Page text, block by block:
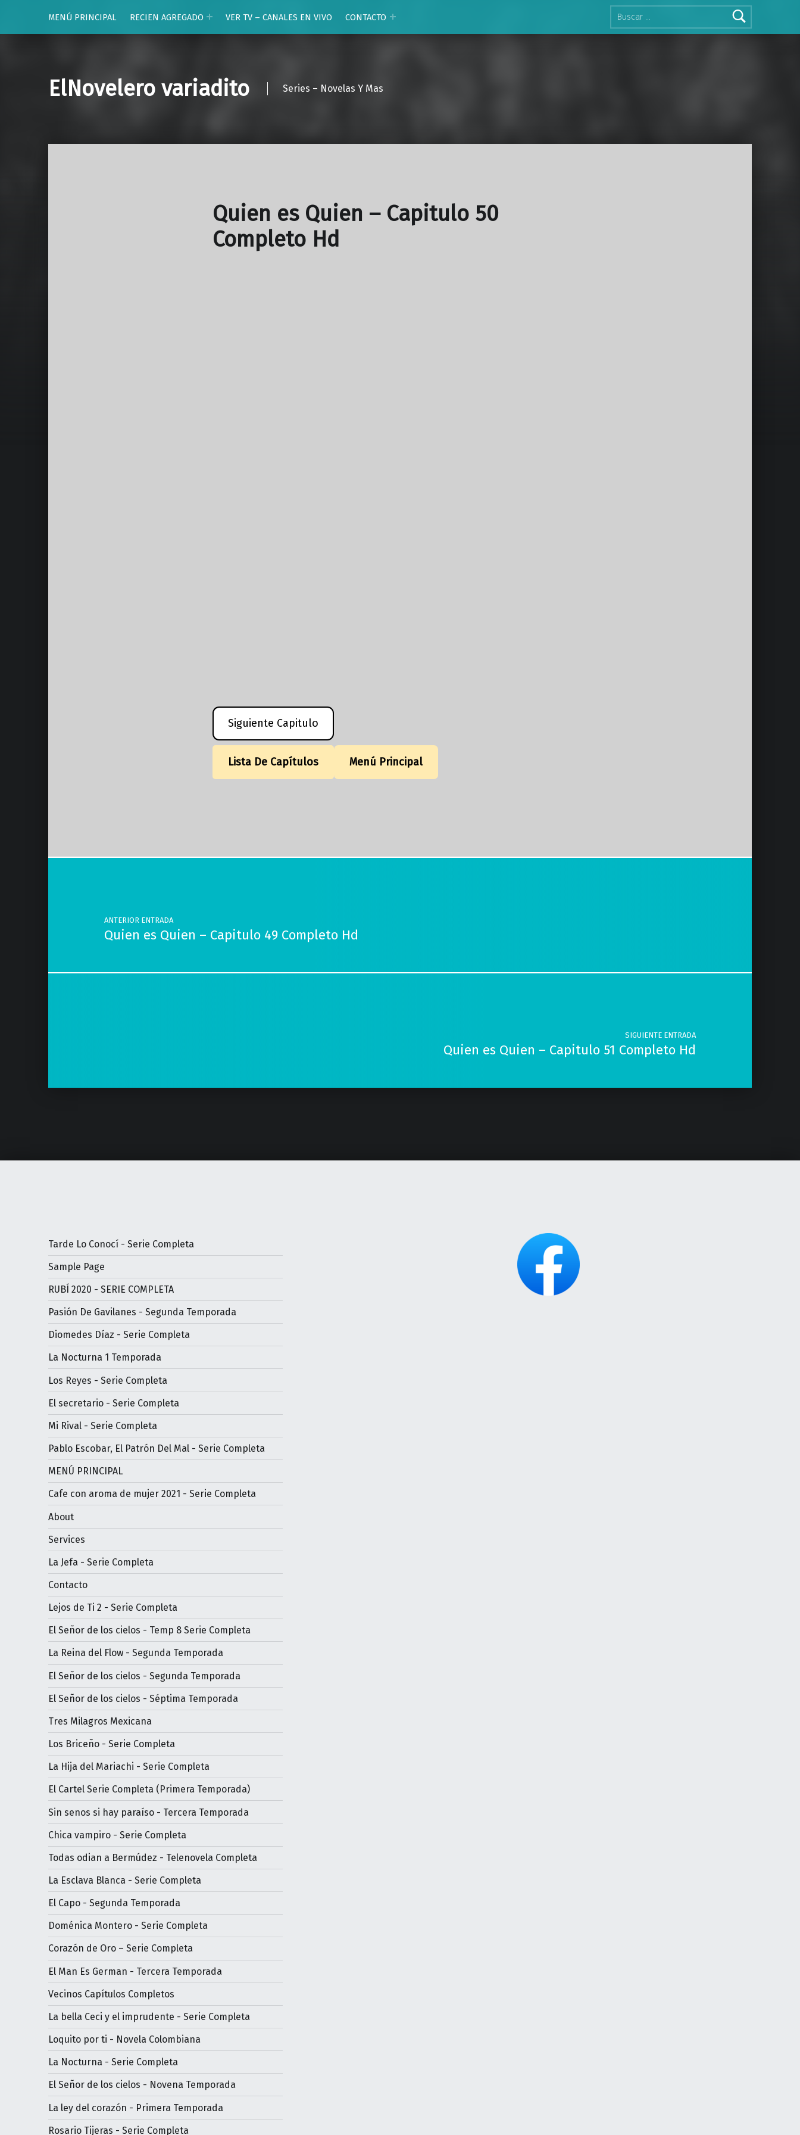
Buscar:
MENÚ PRINCIPAL
RECIEN AGREGADO VER TV – CANALES EN VIVO CONTACTO
ElNovelero variadito Series – Novelas Y Mas
Quien es Quien – Capitulo 50
Completo Hd
Siguiente Capitulo
Lista De Capítulos Menú Principal
Navegación de entradas
ANTERIOR ENTRADA
Quien es Quien – Capitulo 49 Completo Hd
SIGUIENTE ENTRADA
Quien es Quien – Capitulo 51 Completo Hd
Tarde Lo Conocí - Serie Completa
Sample Page
RUBÍ 2020 - SERIE COMPLETA
Pasión De Gavilanes - Segunda Temporada
Diomedes Díaz - Serie Completa
La Nocturna 1 Temporada
Los Reyes - Serie Completa
El secretario - Serie Completa
Mi Rival - Serie Completa
Pablo Escobar, El Patrón Del Mal - Serie Completa
MENÚ PRINCIPAL
Cafe con aroma de mujer 2021 - Serie Completa
About
Services
La Jefa - Serie Completa
Contacto
Lejos de Ti 2 - Serie Completa
El Señor de los cielos - Temp 8 Serie Completa
La Reina del Flow - Segunda Temporada
El Señor de los cielos - Segunda Temporada
El Señor de los cielos - Séptima Temporada
Tres Milagros Mexicana
Los Briceño - Serie Completa
La Hija del Mariachi - Serie Completa
El Cartel Serie Completa (Primera Temporada)
Sin senos si hay paraíso - Tercera Temporada
Chica vampiro - Serie Completa
Todas odian a Bermúdez - Telenovela Completa
La Esclava Blanca - Serie Completa
El Capo - Segunda Temporada
Doménica Montero - Serie Completa
Corazón de Oro – Serie Completa
El Man Es German - Tercera Temporada
Vecinos Capítulos Completos
La bella Ceci y el imprudente - Serie Completa
Loquito por ti - Novela Colombiana
La Nocturna - Serie Completa
El Señor de los cielos - Novena Temporada
La ley del corazón - Primera Temporada
Rosario Tijeras - Serie Completa